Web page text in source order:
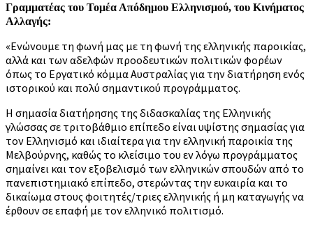
Γραμματέας του Τομέα Απόδημου Ελληνισμού, του Κινήματος
Αλλαγής:
«Ενώνουμε τη φωνή μας με τη φωνή της ελληνικής παροικίας,
αλλά και των αδελφών προοδευτικών πολιτικών φορέων
όπως το Εργατικό κόμμα Αυστραλίας για την διατήρηση ενός
ιστορικού και πολύ σημαντικού προγράμματος.
Η σημασία διατήρησης της διδασκαλίας της Ελληνικής
γλώσσας σε τριτοβάθμιο επίπεδο είναι υψίστης σημασίας για
τον Ελληνισμό και ιδιαίτερα για την ελληνική παροικία της
Μελβούρνης, καθώς το κλείσιμο του εν λόγω προγράμματος
σημαίνει και τον εξοβελισμό των ελληνικών σπουδών από το
πανεπιστημιακό επίπεδο, στερώντας την ευκαιρία και το
δικαίωμα στους φοιτητές/τριες ελληνικής ή μη καταγωγής να
έρθουν σε επαφή με τον ελληνικό πολιτισμό.